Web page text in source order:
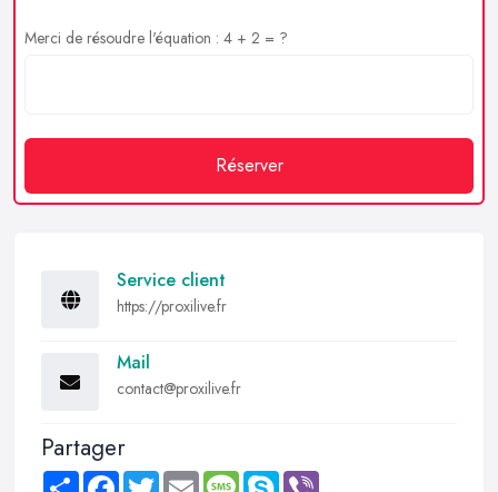
Merci de résoudre l'équation : 4 + 2 = ?
Réserver
Service client
https://proxilive.fr
Mail
contact@proxilive.fr
Partager
Share FacebookTwitter Email MessageSkype